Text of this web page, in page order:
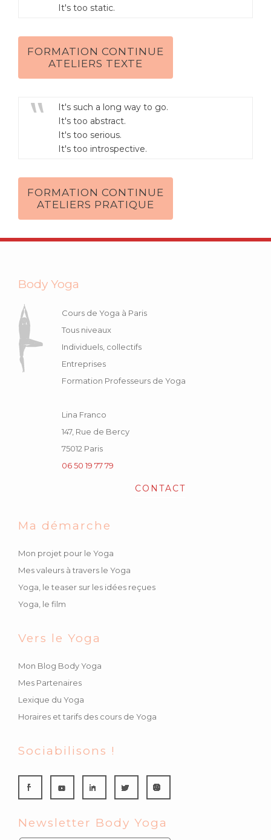
It's too static.
FORMATION CONTINUE
ATELIERS TEXTE
It's such a long way to go.
It's too abstract.
It's too serious.
It's too introspective.
FORMATION CONTINUE
ATELIERS PRATIQUE
Body Yoga
Cours de Yoga à Paris
Tous niveaux
Individuels, collectifs
Entreprises
Formation Professeurs de Yoga
Lina Franco
147, Rue de Bercy
75012 Paris
06 50 19 77 79
CONTACT
Ma démarche
Mon projet pour le Yoga
Mes valeurs à travers le Yoga
Yoga, le teaser sur les idées reçues
Yoga, le film
Vers le Yoga
Mon Blog Body Yoga
Mes Partenaires
Lexique du Yoga
Horaires et tarifs des cours de Yoga
Sociabilisons !
Newsletter Body Yoga